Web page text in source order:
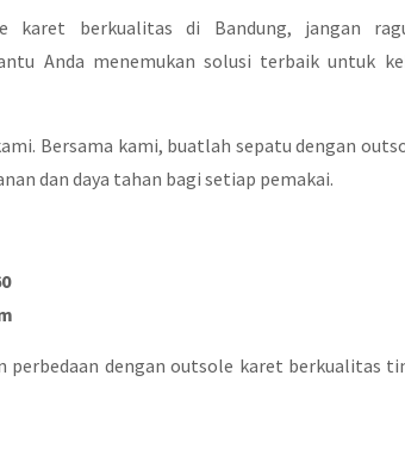
karet berkualitas di Bandung, jangan
Anda menemukan solusi terbaik untuk
Bersama kami, buatlah sepatu dengan
dan daya tahan bagi setiap pemakai.
perbedaan dengan outsole karet berkualitas